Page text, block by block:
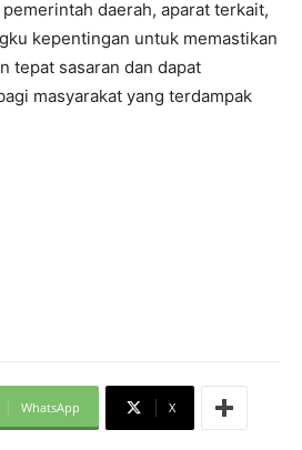
daerah, aparat terkait,
kepentingan untuk memastikan
tepat sasaran dan dapat
masyarakat yang terdampak
WhatsApp X